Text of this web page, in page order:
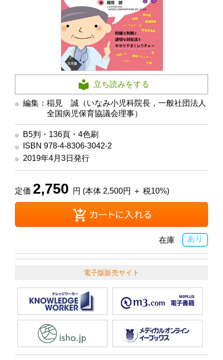
立ち読みをする
編集：稲見 誠（いなみ小児科院長，一般社団法人
全国病児保育協議会理事）
B5判・136頁・4色刷
ISBN 978-4-8306-3042-2
2019年4月3日発行
定価 2,750 円 (本体 2,500円 ＋ 税10%)
あり
在庫
電子版販売サイト